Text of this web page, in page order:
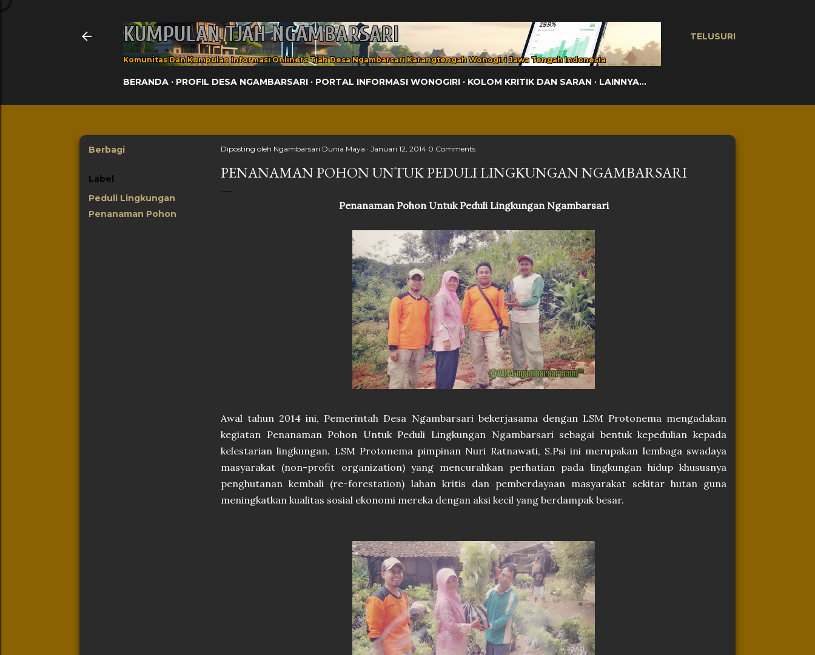
TELUSURI
KUMPULAN TJAH NGAMBARSARI
Komunitas Dan Kumpulan Informasi Onliners Tjah Desa Ngambarsari Karangtengah Wonogiri Jawa Tengah Indonesia
BERANDA PROFIL DESA NGAMBARSARI PORTAL INFORMASI WONOGIRI KOLOM KRITIK DAN SARAN LAINNYA…
Berbagi
Label
Peduli Lingkungan
Penanaman Pohon
Diposting oleh Ngambarsari Dunia Maya Januari 12, 2014 0 Comments
PENANAMAN POHON UNTUK PEDULI LINGKUNGAN NGAMBARSARI
Penanaman Pohon Untuk Peduli Lingkungan Ngambarsari
Awal tahun 2014 ini, Pemerintah Desa Ngambarsari bekerjasama dengan LSM Protonema mengadakan
kegiatan Penanaman Pohon Untuk Peduli Lingkungan Ngambarsari sebagai bentuk kepedulian kepada
kelestarian lingkungan. LSM Protonema pimpinan Nuri Ratnawati, S.Psi ini merupakan lembaga swadaya
masyarakat (non-profit organization) yang mencurahkan perhatian pada lingkungan hidup khususnya
penghutanan kembali (re-forestation) lahan kritis dan pemberdayaan masyarakat sekitar hutan guna
meningkatkan kualitas sosial ekonomi mereka dengan aksi kecil yang berdampak besar.